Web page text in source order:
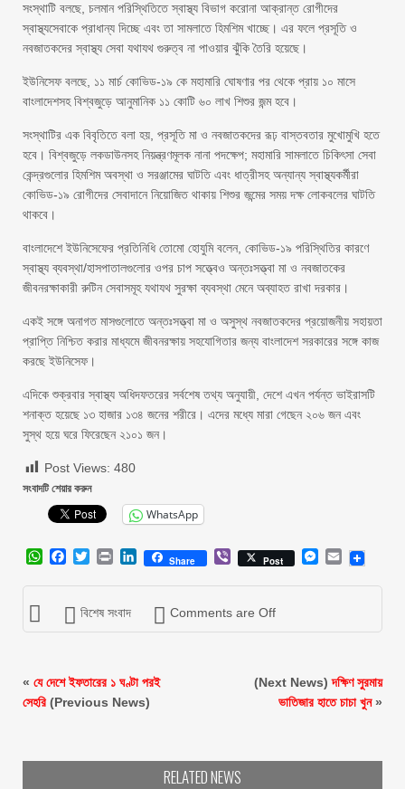
সংস্থাটি বলছে, চলমান পরিস্থিতিতে স্বাস্থ্য বিভাগ করোনা আক্রান্ত রোগীদের
স্বাস্থ্যসেবাকে প্রাধান্য দিচ্ছে এবং তা সামলাতে হিমশিম খাচ্ছে। এর ফলে প্রসূতি ও
নবজাতকদের স্বাস্থ্য সেবা যথাযথ গুরুত্ব না পাওয়ার ঝুঁকি তৈরি হয়েছে।
ইউনিসেফ বলছে, ১১ মার্চ কোভিড-১৯ কে মহামারি ঘোষণার পর থেকে প্রায় ১০ মাসে
বাংলাদেশসহ বিশ্বজুড়ে আনুমানিক ১১ কোটি ৬০ লাখ শিশুর জন্ম হবে।
সংস্থাটির এক বিবৃতিতে বলা হয়, প্রসূতি মা ও নবজাতকদের রূঢ় বাস্তবতার মুখোমুখি হতে
হবে। বিশ্বজুড়ে লকডাউনসহ নিয়ন্ত্রণমূলক নানা পদক্ষেপ; মহামারি সামলাতে চিকিৎসা সেবা
কেন্দ্রগুলোর হিমশিম অবস্থা ও সরঞ্জামের ঘাটতি এবং ধাত্রীসহ অন্যান্য স্বাস্থ্যকর্মীরা
কোভিড-১৯ রোগীদের সেবাদানে নিয়োজিত থাকায় শিশুর জন্মের সময় দক্ষ লোকবলের ঘাটতি
থাকবে।
বাংলাদেশে ইউনিসেফের প্রতিনিধি তোমো হোযুমি বলেন, কোভিড-১৯ পরিস্থিতির কারণে
স্বাস্থ্য ব্যবস্থা/হাসপাতালগুলোর ওপর চাপ সত্ত্বেও অন্তঃসত্ত্বা মা ও নবজাতকের
জীবনরক্ষাকারী রুটিন সেবাসমূহ যথাযথ সুরক্ষা ব্যবস্থা মেনে অব্যাহত রাখা দরকার।
একই সঙ্গে অনাগত মাসগুলোতে অন্তঃসত্ত্বা মা ও অসুস্থ নবজাতকদের প্রয়োজনীয় সহায়তা
প্রাপ্তি নিশ্চিত করার মাধ্যমে জীবনরক্ষায় সহযোগিতার জন্য বাংলাদেশ সরকারের সঙ্গে কাজ
করছে ইউনিসেফ।
এদিকে শুক্রবার স্বাস্থ্য অধিদফতরের সর্বশেষ তথ্য অনুযায়ী, দেশে এখন পর্যন্ত ভাইরাসটি
শনাক্ত হয়েছে ১৩ হাজার ১৩৪ জনের শরীরে। এদের মধ্যে মারা গেছেন ২০৬ জন এবং
সুস্থ হয়ে ঘরে ফিরেছেন ২১০১ জন।
Post Views: 480
সংবাদটি শেয়ার করুন
WhatsApp
WhatsApp
Facebook
Twitter
Print LinkedIn
Share ViberPost Messenger
Email
বিশেষ সংবাদ Comments are Off
« যে দেশে ইফতারের ১ ঘণ্টা পরই
সেহরি(Previous News)
(Next News)দক্ষিণ সুরমায়
ভাতিজার হাতে চাচা খুন»
RELATED NEWS